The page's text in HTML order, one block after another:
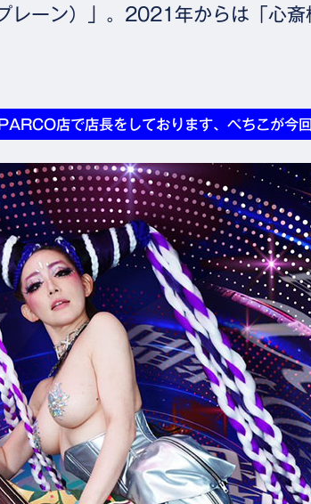
レーン）」。2021年からは「心
店で店長をしております、ぺちこが今